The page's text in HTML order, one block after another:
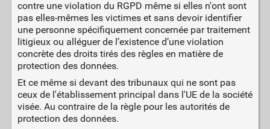
contre une violation du RGPD même si elles n'ont sont
pas elles-mêmes les victimes et sans devoir identifier
une personne spécifiquement concernée par traitement
litigieux ou alléguer de l’existence d’une violation
concrète des droits tirés des règles en matière de
protection des données.
Et ce même si devant des tribunaux qui ne sont pas
ceux de l'établissement principal dans l'UE de la société
visée. Au contraire de la règle pour les autorités de
protection des données.